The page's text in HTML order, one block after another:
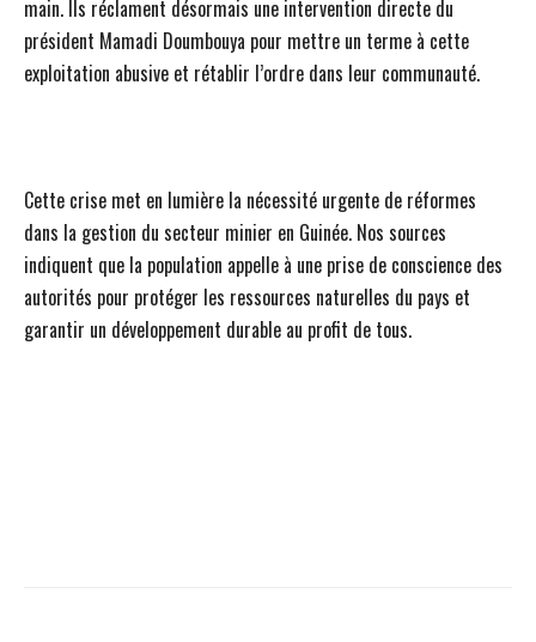
main. Ils réclament désormais une intervention directe du
président Mamadi Doumbouya pour mettre un terme à cette
exploitation abusive et rétablir l’ordre dans leur communauté.
Cette crise met en lumière la nécessité urgente de réformes
dans la gestion du secteur minier en Guinée. Nos sources
indiquent que la population appelle à une prise de conscience des
autorités pour protéger les ressources naturelles du pays et
garantir un développement durable au profit de tous.